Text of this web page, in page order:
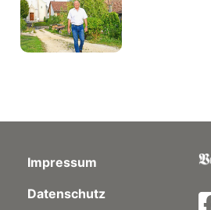
Impressum
Datenschutz